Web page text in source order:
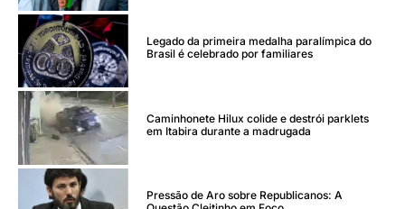
Legado da primeira medalha paralímpica do
Brasil é celebrado por familiares
Caminhonete Hilux colide e destrói parklets
em Itabira durante a madrugada
Pressão de Aro sobre Republicanos: A